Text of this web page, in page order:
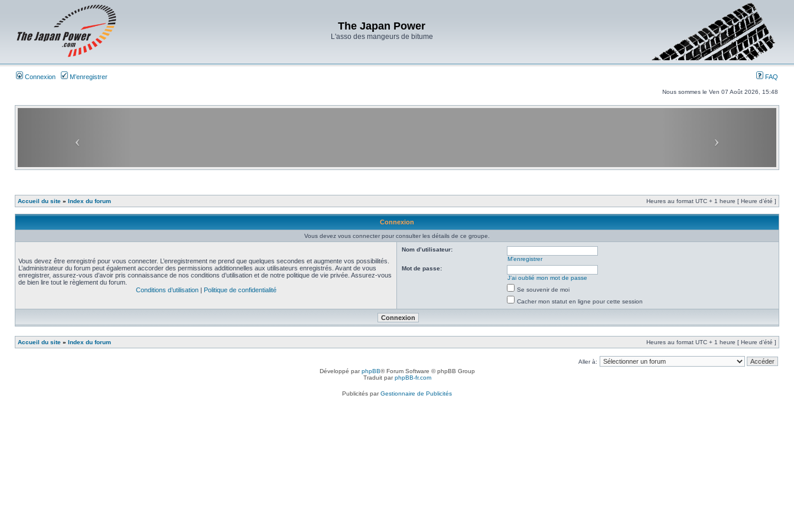
The Japan Power
L'asso des mangeurs de bitume
Connexion M’enregistrer FAQ
Nous sommes le Ven 07 Août 2026, 15:48
Accueil du site » Index du forum Heures au format UTC + 1 heure [ Heure d’été ]
Connexion
Vous devez vous connecter pour consulter les détails de ce groupe.
Vous devez être enregistré pour vous connecter. L’enregistrement ne prend que quelques secondes et augmente vos possibilités.
L’administrateur du forum peut également accorder des permissions additionnelles aux utilisateurs enregistrés. Avant de vous
enregistrer, assurez-vous d’avoir pris connaissance de nos conditions d’utilisation et de notre politique de vie privée. Assurez-vous
de bien lire tout le règlement du forum.
Conditions d’utilisation| Politique de confidentialité
Nom d’utilisateur:
M’enregistrer
Mot de passe:
J’ai oublié mon mot de passe
Se souvenir de moi
Cacher mon statut en ligne pour cette session
Accueil du site » Index du forum Heures au format UTC + 1 heure [ Heure d’été ]
Aller à:
Développé parphpBB® Forum Software © phpBB Group
Traduit parphpBB-fr.com
Publicités parGestionnaire de Publicités